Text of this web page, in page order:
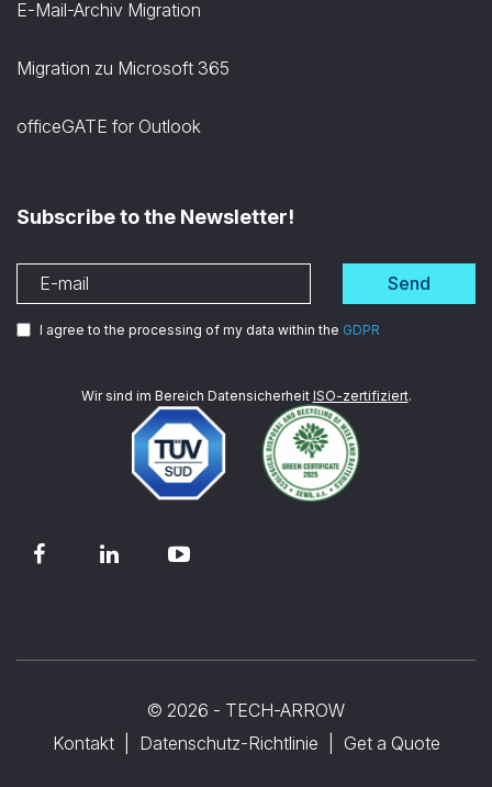
E-Mail-Archiv Migration
Migration zu Microsoft 365
officeGATE for Outlook
Subscribe to the Newsletter!
Send
I agree to the processing of my data within the GDPR
Wir sind im Bereich Datensicherheit ISO-zertifiziert.
© 2026 - TECH-ARROW
Kontakt
Datenschutz-Richtlinie Get a Quote